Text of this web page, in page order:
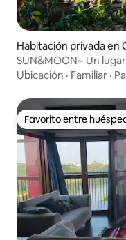
Habitación privada en
SUN&MOON~ Un
Ubicación · Familiar ·
Favorito entre
Favorito entre